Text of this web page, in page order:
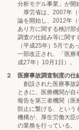
分析モデル事業」が開
厚労省は、2007年
論を開始し、2012年
あり方に関する検討部
調査の仕組み等に関す
（平成25年）5月で
一部改正され、「医療
成27年）10月1日）。
２ 医療事故調査制度の仕
創設された医療事故
ときに、医療機関が自
報告を第三者機関（医
防止に繋げる、という
機構が、厚生労働大臣
の業務を行っている。